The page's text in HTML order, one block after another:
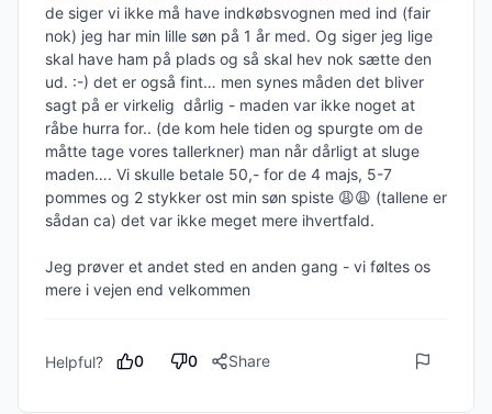
de siger vi ikke må have indkøbsvognen med ind (fair
nok) jeg har min lille søn på 1 år med. Og siger jeg lige
skal have ham på plads og så skal hev nok sætte den
ud. :-) det er også fint… men synes måden det bliver
sagt på er virkelig  dårlig - maden var ikke noget at
råbe hurra for.. (de kom hele tiden og spurgte om de
måtte tage vores tallerkner) man når dårligt at sluge
maden…. Vi skulle betale 50,- for de 4 majs, 5-7
pommes og 2 stykker ost min søn spiste 😩😩 (tallene er
sådan ca) det var ikke meget mere ihvertfald.
Jeg prøver et andet sted en anden gang - vi føltes os
mere i vejen end velkommen
Helpful? 0 0 Share